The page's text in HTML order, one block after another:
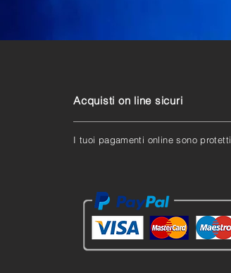
Acquisti on line sicuri
I tuoi pagamenti online sono protetti